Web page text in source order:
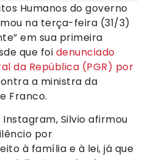
Humanos do governo
na terça-feira (31/3)
em sua primeira
que foi denunciado
da República (PGR) por
a ministra da
Franco.
Silvio afirmou
por
à família e à lei, já que